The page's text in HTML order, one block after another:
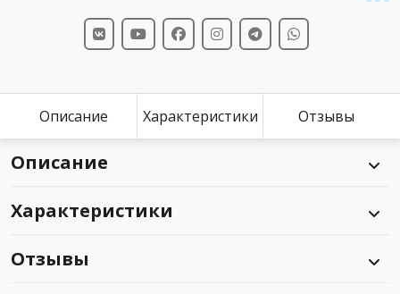
Описание Характеристики Отзывы
Описание
Характеристики
Отзывы